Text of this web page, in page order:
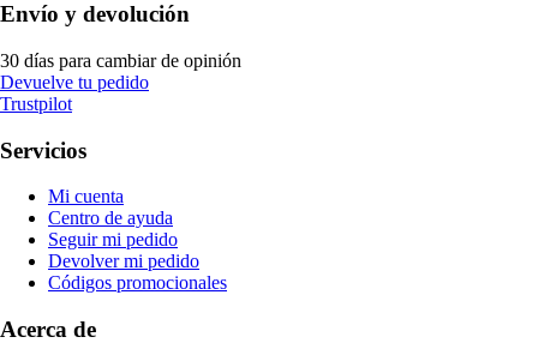
Envío y devolución
30 días para cambiar de opinión
Devuelve tu pedido
Trustpilot
Servicios
Mi cuenta
Centro de ayuda
Seguir mi pedido
Devolver mi pedido
Códigos promocionales
Acerca de